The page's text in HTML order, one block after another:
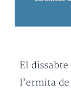
El
l’ermita